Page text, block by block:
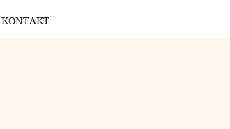
KONTAKT